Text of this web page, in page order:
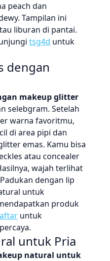
peach dan
Tampilan ini
liburan di pantai.
tsg4d untuk
dengan
makeup glitter
selebgram. Setelah
warna favoritmu,
di area pipi dan
emas. Kamu bisa
atau concealer
wajah terlihat
dengan lip
untuk
produk
untuk
untuk Pria
natural untuk